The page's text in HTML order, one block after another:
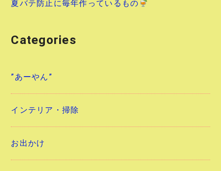
夏バテ防止に毎年作っているもの
Categories
”あーやん”
インテリア・掃除
お出かけ